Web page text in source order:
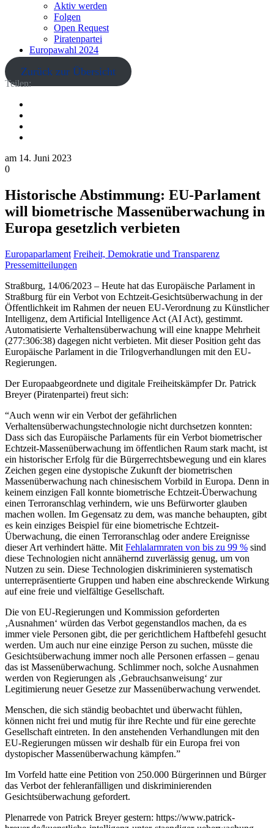
Aktiv werden
Folgen
Open Request
Piratenpartei
Europawahl 2024
Zurück zur Übersicht
Teilen:
am 14. Juni 2023
0
Historische Abstimmung: EU-Parlament
will biometrische Massenüberwachung in
Europa gesetzlich verbieten
Europaparlament Freiheit, Demokratie und Transparenz
Pressemitteilungen
Straßburg, 14/06/2023 – Heute hat das Europäische Parlament in
Straßburg für ein Verbot von Echtzeit-Gesichtsüberwachung in der
Öffentlichkeit im Rahmen der neuen EU-Verordnung zu Künstlicher
Intelligenz, dem Artificial Intelligence Act (AI Act), gestimmt.
Automatisierte Verhaltensüberwachung will eine knappe Mehrheit
(277:306:38) dagegen nicht verbieten. Mit dieser Position geht das
Europäische Parlament in die Trilogverhandlungen mit den EU-
Regierungen.
Der Europaabgeordnete und digitale Freiheitskämpfer Dr. Patrick
Breyer (Piratenpartei) freut sich:
“Auch wenn wir ein Verbot der gefährlichen
Verhaltensüberwachungstechnologie nicht durchsetzen konnten:
Dass sich das Europäische Parlaments für ein Verbot biometrischer
Echtzeit-Massenüberwachung im öffentlichen Raum stark macht, ist
ein historischer Erfolg für die Bürgerrechtsbewegung und ein klares
Zeichen gegen eine dystopische Zukunft der biometrischen
Massenüberwachung nach chinesischem Vorbild in Europa. Denn in
keinem einzigen Fall konnte biometrische Echtzeit-Überwachung
einen Terroranschlag verhindern, wie uns Befürworter glauben
machen wollen. Im Gegensatz zu dem, was manche behaupten, gibt
es kein einziges Beispiel für eine biometrische Echtzeit-
Überwachung, die einen Terroranschlag oder andere Ereignisse
dieser Art verhindert hätte. Mit Fehlalarmraten von bis zu 99 % sind
diese Technologien nicht annähernd zuverlässig genug, um von
Nutzen zu sein. Diese Technologien diskriminieren systematisch
unterrepräsentierte Gruppen und haben eine abschreckende Wirkung
auf eine freie und vielfältige Gesellschaft.
Die von EU-Regierungen und Kommission geforderten
‚Ausnahmen‘ würden das Verbot gegenstandlos machen, da es
immer viele Personen gibt, die per gerichtlichem Haftbefehl gesucht
werden. Um auch nur eine einzige Person zu suchen, müsste die
Gesichtsüberwachung immer noch alle Personen erfassen – genau
das ist Massenüberwachung. Schlimmer noch, solche Ausnahmen
werden von Regierungen als ‚Gebrauchsanweisung‘ zur
Legitimierung neuer Gesetze zur Massenüberwachung verwendet.
Menschen, die sich ständig beobachtet und überwacht fühlen,
können nicht frei und mutig für ihre Rechte und für eine gerechte
Gesellschaft eintreten. In den anstehenden Verhandlungen mit den
EU-Regierungen müssen wir deshalb für ein Europa frei von
dystopischer Massenüberwachung kämpfen.”
Im Vorfeld hatte eine Petition von 250.000 Bürgerinnen und Bürger
das Verbot der fehleranfälligen und diskriminierenden
Gesichtsüberwachung gefordert.
Plenarrede von Patrick Breyer gestern: https://www.patrick-